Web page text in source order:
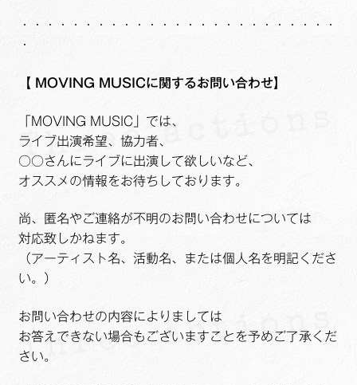
・・・・・・・・・・・・・・・・・・・・・・・・・
・
【 MOVING MUSICに関するお問い合わせ】
「MOVING MUSIC」では、
ライブ出演希望、協力者、
○○さんにライブに出演して欲しいなど、
オススメの情報をお待ちしております。
尚、匿名やご連絡が不明のお問い合わせについては
対応致しかねます。
（アーティスト名、活動名、または個人名を明記くださ
い。）
お問い合わせの内容によりましては
お答えできない場合もございますことを予めご了承くだ
さい。